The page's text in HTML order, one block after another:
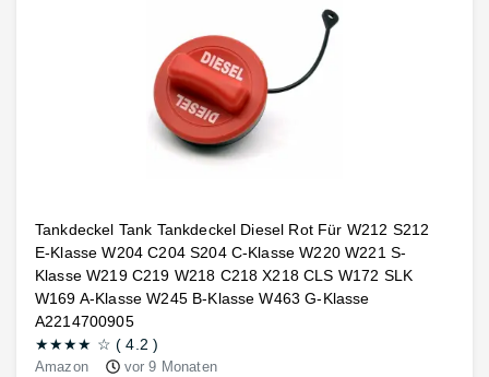
Tankdeckel Tank Tankdeckel Diesel Rot Für W212 S212
E-Klasse W204 C204 S204 C-Klasse W220 W221 S-
Klasse W219 C219 W218 C218 X218 CLS W172 SLK
W169 A-Klasse W245 B-Klasse W463 G-Klasse
A2214700905
★★★★ ☆ (4.2 )
Amazon vor 9 Monaten